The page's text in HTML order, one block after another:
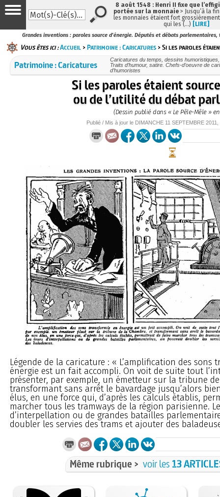
Grandes inventions : paroles source d'énergie. Députés et débats parlementaires,
Vous êtes ici :Accueil >Patrimoine : Caricatures > Si les paroles
Patrimoine : Caricatures
Caricatures du temps, dessins
Traits d’humour, satire. Chefs-d’oeuvre de
d’humoristes
Si les paroles étaient
ou de l’utilité du débat
(Dessin publié dans « Le Pêle-Mêle » en
Publié / Mis à jour le DIMANCHE 11 SEPTEMBRE 2011
Légende de la caricature : « L’amplification des sons
énergie est un fait accompli. On voit de suite tout
présenter, par exemple, un émetteur sur la tribune
transformant sans arrêt le bavardage jusqu’alors
élus, en une force qui, d’après les calculs établis,
marcher tous les tramways de la région parisienne.
d’interpellation ou de grandes batailles
doubler les servies des trams et ajouter des
Même rubrique > voir les 13
8 août 1548 : Henri II fixe que
portée sur la monnaie > Jusqu’à la
les monnaies étaient fort
qui les (…) [LIRE]